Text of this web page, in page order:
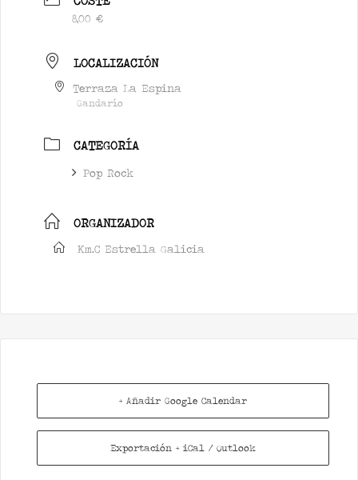
8,00 €
LOCALIZACIÓN
Terraza La Espina
Gandarío
CATEGORÍA
Pop Rock
ORGANIZADOR
Km.C Estrella Galicia
+ Añadir Google Calendar
Exportación + iCal / Outlook